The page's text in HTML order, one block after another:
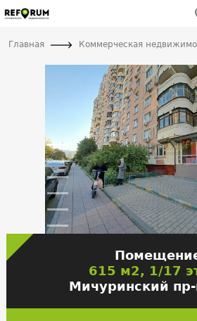
Главная Коммерческая
615 м2, 1/17
Мичуринский